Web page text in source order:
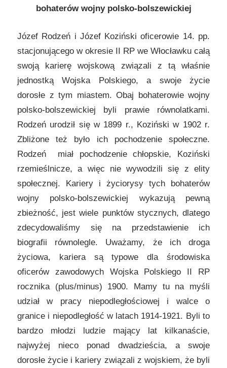
bohaterów wojny polsko-bolszewickiej
Józef Rodzeń i Józef Koziński oficerowie 14. pp.
stacjonującego w okresie II RP we Włocławku całą
swoją karierę wojskową związali z tą właśnie
jednostką Wojska Polskiego, a swoje życie
dorosłe z tym miastem. Obaj bohaterowie wojny
polsko-bolszewickiej byli prawie równolatkami.
Rodzeń urodził się w 1899 r., Koziński w 1902 r.
Zbliżone też było ich pochodzenie społeczne.
Rodzeń miał pochodzenie chłopskie, Koziński
rzemieślnicze, a więc nie wywodzili się z elity
społecznej. Kariery i życiorysy tych bohaterów
wojny polsko-bolszewickiej wykazują pewną
zbieżność, jest wiele punktów stycznych, dlatego
zdecydowaliśmy się na przedstawienie ich
biografii równolegle. Uważamy, że ich droga
życiowa, kariera są typowe dla środowiska
oficerów zawodowych Wojska Polskiego II RP
rocznika (plus/minus) 1900. Mamy tu na myśli
udział w pracy niepodległościowej i walce o
granice i niepodległość w latach 1914-1921. Byli to
bardzo młodzi ludzie mający lat kilkanaście,
najwyżej nieco ponad dwadzieścia, a swoje
dorosłe życie i kariery związali z wojskiem, że byli